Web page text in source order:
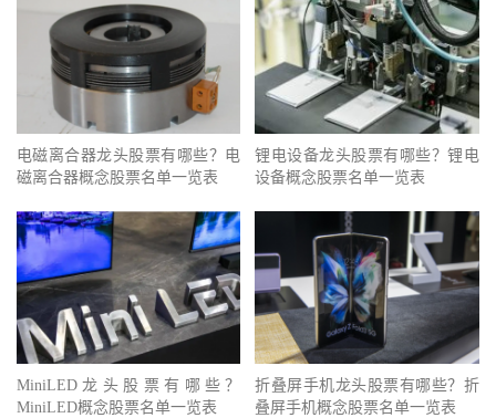
电磁离合器龙头股票有哪些？电
磁离合器概念股票名单一览表
锂电设备龙头股票有哪些？锂电
设备概念股票名单一览表
MiniLED龙头股票有哪些？
MiniLED概念股票名单一览表
折叠屏手机龙头股票有哪些？折
叠屏手机概念股票名单一览表